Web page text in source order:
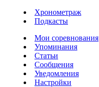
Хронометраж
Подкасты
Мои соревнования
Упоминания
Статьи
Сообщения
Уведомления
Настройки